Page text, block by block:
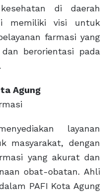
di daerah
memiliki visi untuk
farmasi yang
berorientasi pada
Agung
layanan
masyarakat, dengan
yang akurat dan
obat-obatan. Ahli
PAFI Kota Agung